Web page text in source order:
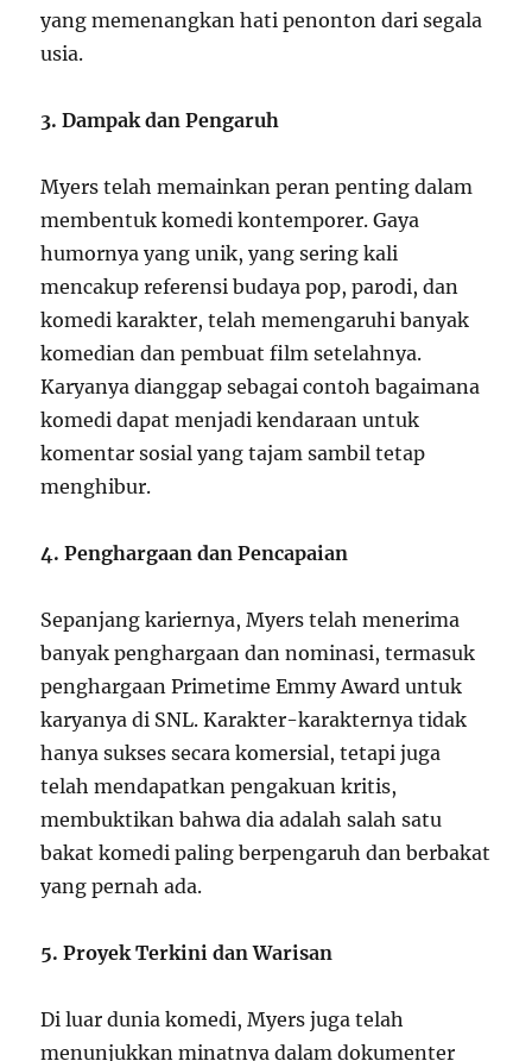
yang memenangkan hati penonton dari segala
usia.
3. Dampak dan Pengaruh
Myers telah memainkan peran penting dalam
membentuk komedi kontemporer. Gaya
humornya yang unik, yang sering kali
mencakup referensi budaya pop, parodi, dan
komedi karakter, telah memengaruhi banyak
komedian dan pembuat film setelahnya.
Karyanya dianggap sebagai contoh bagaimana
komedi dapat menjadi kendaraan untuk
komentar sosial yang tajam sambil tetap
menghibur.
4. Penghargaan dan Pencapaian
Sepanjang kariernya, Myers telah menerima
banyak penghargaan dan nominasi, termasuk
penghargaan Primetime Emmy Award untuk
karyanya di SNL. Karakter-karakternya tidak
hanya sukses secara komersial, tetapi juga
telah mendapatkan pengakuan kritis,
membuktikan bahwa dia adalah salah satu
bakat komedi paling berpengaruh dan berbakat
yang pernah ada.
5. Proyek Terkini dan Warisan
Di luar dunia komedi, Myers juga telah
menunjukkan minatnya dalam dokumenter